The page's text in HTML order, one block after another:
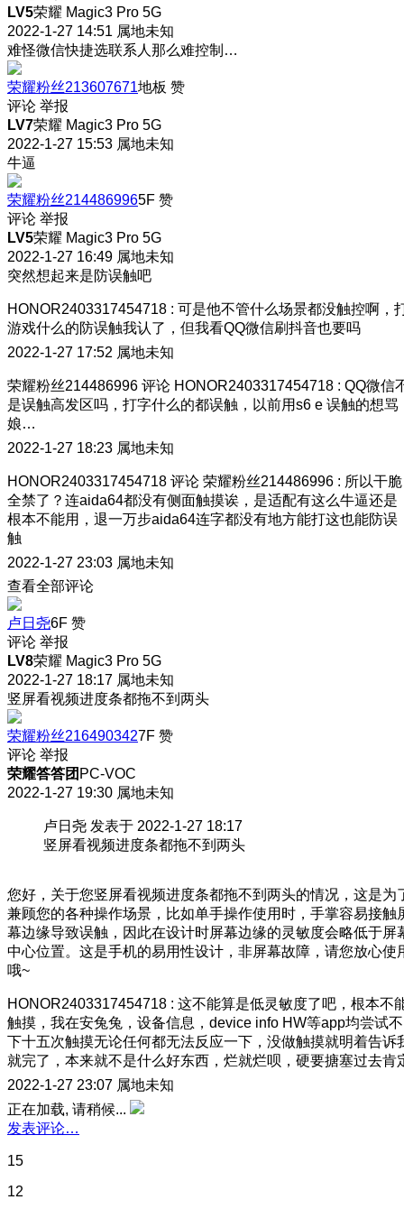
LV5荣耀 Magic3 Pro 5G
2022-1-27 14:51 属地未知
难怪微信快捷选联系人那么难控制…
荣耀粉丝213607671地板 赞
评论 举报
LV7荣耀 Magic3 Pro 5G
2022-1-27 15:53 属地未知
牛逼
荣耀粉丝2144869965F 赞
评论 举报
LV5荣耀 Magic3 Pro 5G
2022-1-27 16:49 属地未知
突然想起来是防误触吧
HONOR2403317454718 : 可是他不管什么场景都没触控啊，
游戏什么的防误触我认了，但我看QQ微信刷抖音也要吗
2022-1-27 17:52 属地未知
荣耀粉丝214486996 评论 HONOR2403317454718 : QQ微信
是误触高发区吗，打字什么的都误触，以前用s6 e 误触的想骂
娘…
2022-1-27 18:23 属地未知
HONOR2403317454718 评论 荣耀粉丝214486996 : 所以干脆
全禁了？连aida64都没有侧面触摸诶，是适配有这么牛逼还是
根本不能用，退一万步aida64连字都没有地方能打这也能防误
触
2022-1-27 23:03 属地未知
查看全部评论
卢日尧6F 赞
评论 举报
LV8荣耀 Magic3 Pro 5G
2022-1-27 18:17 属地未知
竖屏看视频进度条都拖不到两头
荣耀粉丝2164903427F 赞
评论 举报
荣耀答答团 PC-VOC
2022-1-27 19:30 属地未知
卢日尧 发表于 2022-1-27 18:17
竖屏看视频进度条都拖不到两头
您好，关于您竖屏看视频进度条都拖不到两头的情况，这是为
兼顾您的各种操作场景，比如单手操作使用时，手掌容易接触
幕边缘导致误触，因此在设计时屏幕边缘的灵敏度会略低于屏
中心位置。这是手机的易用性设计，非屏幕故障，请您放心使
哦~
HONOR2403317454718 : 这不能算是低灵敏度了吧，根本不
触摸，我在安兔兔，设备信息，device info HW等app均尝试不
下十五次触摸无论任何都无法反应一下，没做触摸就明着告诉
就完了，本来就不是什么好东西，烂就烂呗，硬要搪塞过去肯
2022-1-27 23:07 属地未知
正在加载, 请稍候...
发表评论…
15
12